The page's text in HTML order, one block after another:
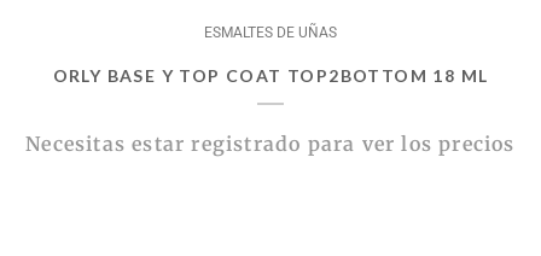
ESMALTES DE UÑAS
ORLY BASE Y TOP COAT TOP2BOTTOM 18 ML
Necesitas estar registrado para ver los precios